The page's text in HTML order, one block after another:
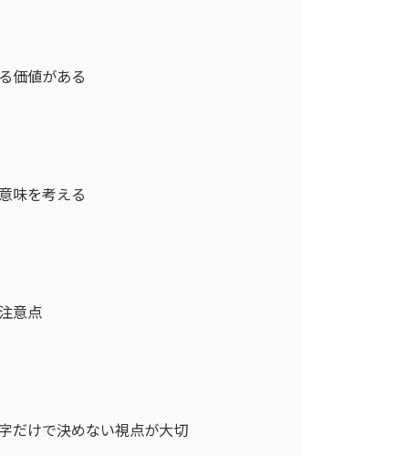
価値がある
味を考える
意点
だけで決めない視点が大切